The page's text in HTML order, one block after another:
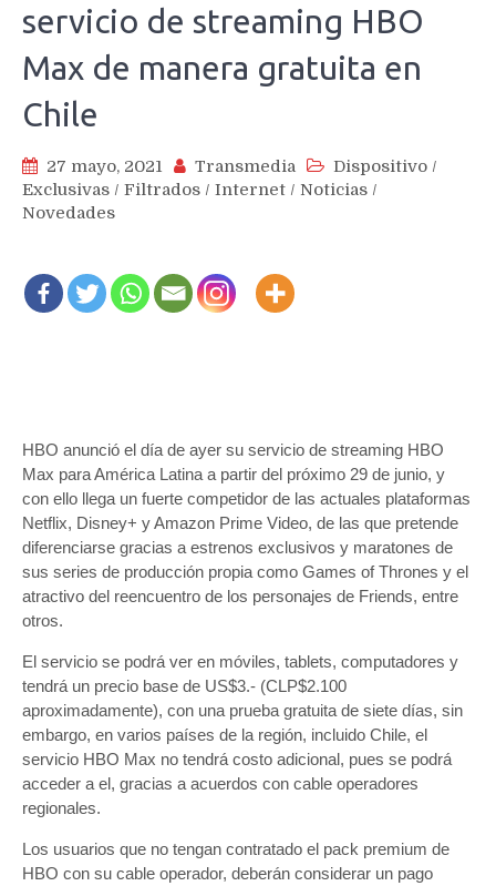
servicio de streaming HBO
Max de manera gratuita en
Chile
27 mayo, 2021 Transmedia Dispositivo /
Exclusivas / Filtrados / Internet / Noticias /
Novedades
HBO anunció el día de ayer su servicio de streaming HBO
Max para América Latina a partir del próximo 29 de junio, y
con ello llega un fuerte competidor de las actuales plataformas
Netflix, Disney+ y Amazon Prime Video, de las que pretende
diferenciarse gracias a estrenos exclusivos y maratones de
sus series de producción propia como Games of Thrones y el
atractivo del reencuentro de los personajes de Friends, entre
otros.
El servicio se podrá ver en móviles, tablets, computadores y
tendrá un precio base de US$3.- (CLP$2.100
aproximadamente), con una prueba gratuita de siete días, sin
embargo, en varios países de la región, incluido Chile, el
servicio HBO Max no tendrá costo adicional, pues se podrá
acceder a el, gracias a acuerdos con cable operadores
regionales.
Los usuarios que no tengan contratado el pack premium de
HBO con su cable operador, deberán considerar un pago